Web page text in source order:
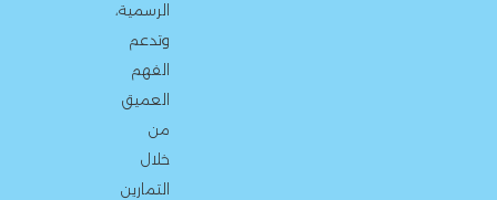
الرسمية،
وتدعم
الفهم
العميق
من
خلال
التمارين